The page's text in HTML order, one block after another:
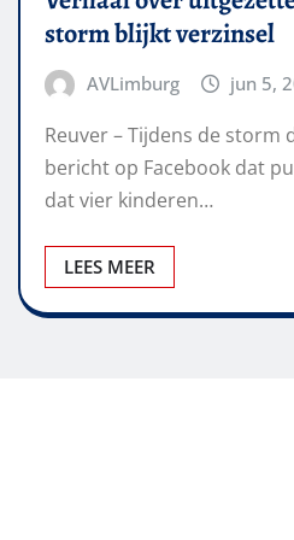
storm blijkt verzinsel
AVLimburg jun 5,
Reuver – Tijdens de storm
bericht op Facebook dat
dat vier kinderen…
LEES MEER